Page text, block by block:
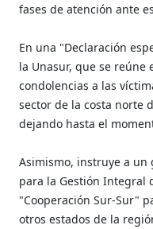
fases de atención ante
En una "Declaración
la Unasur, que se reúne
condolencias a las
sector de la costa norte
dejando hasta el
Asimismo, instruye a
para la Gestión Integral
"Cooperación Sur-Sur"
otros estados de la